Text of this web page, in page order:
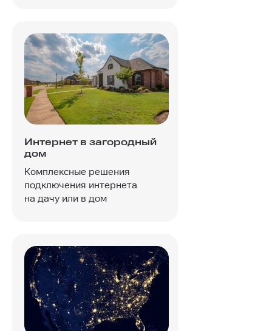
Интернет в загородный
дом
Комплексные решения
подключения интернета
на дачу или в дом